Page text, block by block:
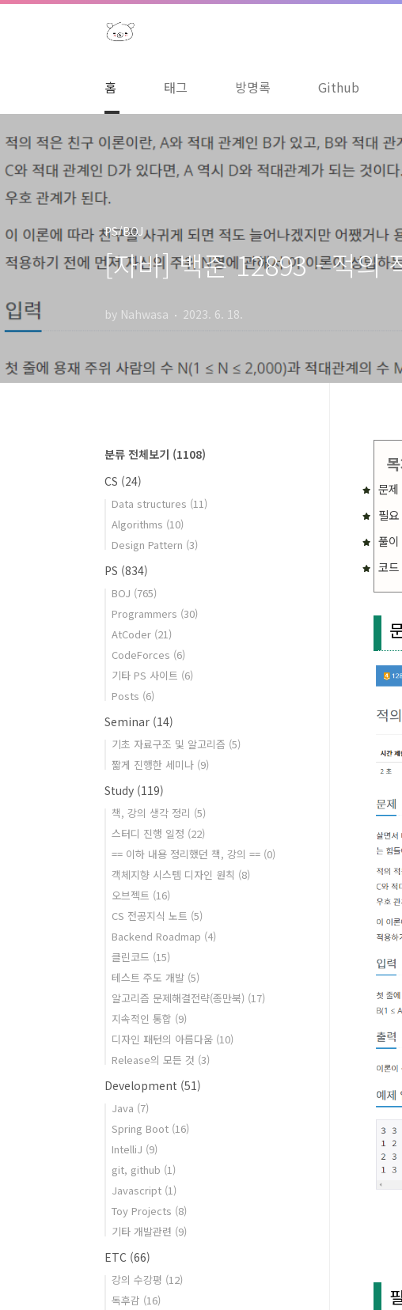
본문 바로가기
홈 태그 방명록 Github
PS/BOJ
[자바] 백준 12893 - 적의
by Nahwasa 2023. 6. 18.
문
필
풀이
코
분류 전체보기 (1108)
CS (24)
Data structures (11)
Algorithms (10)
Design Pattern (3)
PS (834)
BOJ (765)
Programmers (30)
AtCoder (21)
CodeForces (6)
기타 PS 사이트 (6)
Posts (6)
Seminar (14)
기초 자료구조 및 알고리즘 (5)
짧게 진행한 세미나 (9)
Study (119)
책, 강의 생각 정리 (5)
스터디 진행 일정 (22)
== 이하 내용 정리했던 책, 강의 == (0)
객체지향 시스템 디자인 원칙 (8)
오브젝트 (16)
CS 전공지식 노트 (5)
Backend Roadmap (4)
클린코드 (15)
테스트 주도 개발 (5)
알고리즘 문제해결전략(종만북) (17)
지속적인 통합 (9)
디자인 패턴의 아름다움 (10)
Release의 모든 것 (3)
Development (51)
Java (7)
Spring Boot (16)
IntelliJ (9)
git, github (1)
Javascript (1)
Toy Projects (8)
기타 개발관련 (9)
ETC (66)
강의 수강평 (12)
독후감 (16)